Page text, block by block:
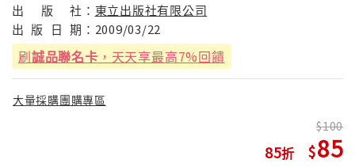
出
版 社： 東立出版社有限公司
出 版 日 期： 2009/03/22
刷誠品聯名卡 ，天天享最高7%回饋
大量採購團購專區
85
100
85